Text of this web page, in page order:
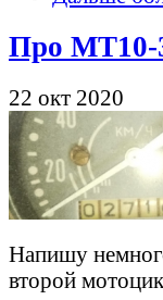
Про МТ10-
22 окт 2020
Напишу
второй